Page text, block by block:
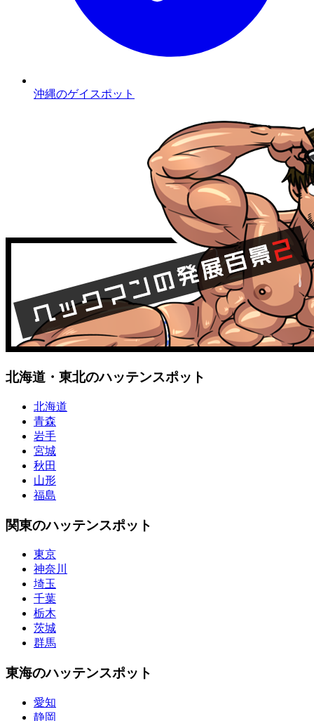
沖縄のゲイスポット
北海道・東北のハッテンスポット
北海道
青森
岩手
宮城
秋田
山形
福島
関東のハッテンスポット
東京
神奈川
埼玉
千葉
栃木
茨城
群馬
東海のハッテンスポット
愛知
静岡